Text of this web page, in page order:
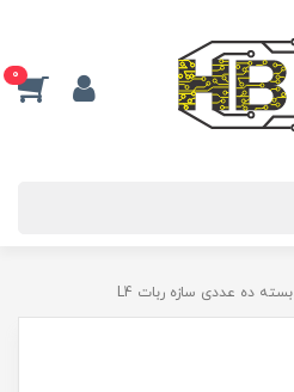
0
بسته ده عددی سازه ربات L4